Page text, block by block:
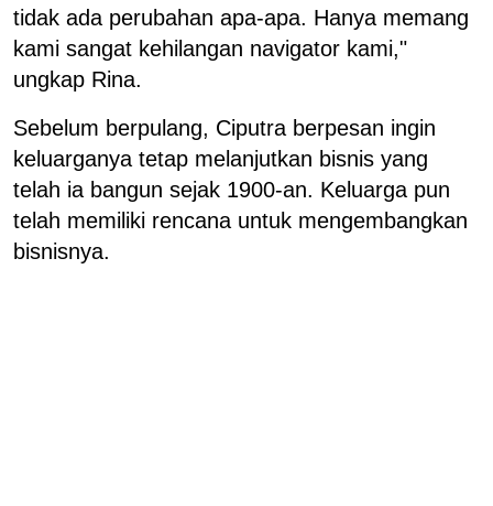
tidak ada perubahan apa-apa. Hanya memang
kami sangat kehilangan navigator kami,"
ungkap Rina.
Sebelum berpulang, Ciputra berpesan ingin
keluarganya tetap melanjutkan bisnis yang
telah ia bangun sejak 1900-an. Keluarga pun
telah memiliki rencana untuk mengembangkan
bisnisnya.